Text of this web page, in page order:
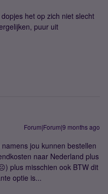
het op zich niet slecht
puur uit
Forum|Forum|9 months ago
jou kunnen bestellen
naar Nederland plus
plus misschien ook BTW dit
optie is...